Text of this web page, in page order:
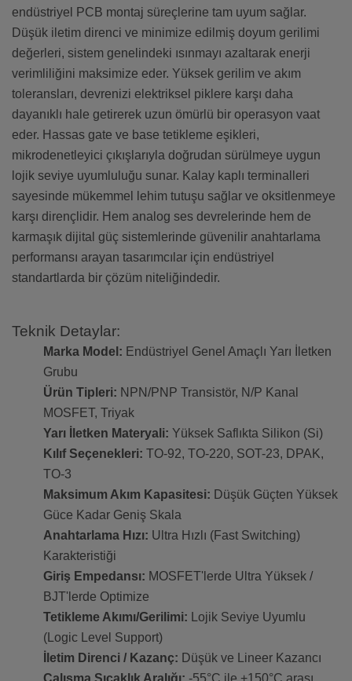
endüstriyel PCB montaj süreçlerine tam uyum sağlar.
Düşük iletim direnci ve minimize edilmiş doyum gerilimi
değerleri, sistem genelindeki ısınmayı azaltarak enerji
verimliliğini maksimize eder. Yüksek gerilim ve akım
toleransları, devrenizi elektriksel piklere karşı daha
dayanıklı hale getirerek uzun ömürlü bir operasyon vaat
eder. Hassas gate ve base tetikleme eşikleri,
mikrodenetleyici çıkışlarıyla doğrudan sürülmeye uygun
lojik seviye uyumluluğu sunar. Kalay kaplı terminalleri
sayesinde mükemmel lehim tutuşu sağlar ve oksitlenmeye
karşı dirençlidir. Hem analog ses devrelerinde hem de
karmaşık dijital güç sistemlerinde güvenilir anahtarlama
performansı arayan tasarımcılar için endüstriyel
standartlarda bir çözüm niteliğindedir.
Teknik Detaylar:
Marka Model: Endüstriyel Genel Amaçlı Yarı İletken
Grubu
Ürün Tipleri: NPN/PNP Transistör, N/P Kanal
MOSFET, Triyak
Yarı İletken Materyali: Yüksek Saflıkta Silikon (Si)
Kılıf Seçenekleri: TO-92, TO-220, SOT-23, DPAK,
TO-3
Maksimum Akım Kapasitesi: Düşük Güçten Yüksek
Güce Kadar Geniş Skala
Anahtarlama Hızı: Ultra Hızlı (Fast Switching)
Karakteristiği
Giriş Empedansı: MOSFET'lerde Ultra Yüksek /
BJT'lerde Optimize
Tetikleme Akımı/Gerilimi: Lojik Seviye Uyumlu
(Logic Level Support)
İletim Direnci / Kazanç: Düşük ve Lineer Kazancı
Çalışma Sıcaklık Aralığı: -55°C ile +150°C arası